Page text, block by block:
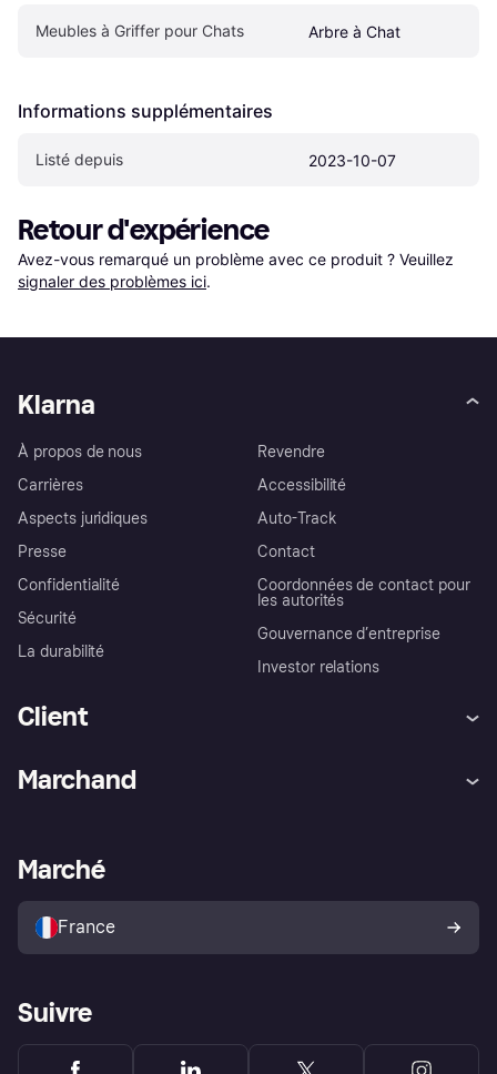
Meubles à Griffer pour Chats Arbre à Chat
Informations supplémentaires
Listé depuis 2023-10-07
Retour d'expérience
Avez-vous remarqué un problème avec ce produit ? Veuillez
signaler des problèmes ici.
Klarna
À propos de nous
Carrières
Aspects juridiques
Presse
Confidentialité
Sécurité
La durabilité
Revendre
Accessibilité
Auto-Track
Contact
Coordonnées de contact pour
les autorités
Gouvernance d’entreprise
Investor relations
Client
Explorez les magasins
Politique de protection de
l’acheteur Klarna
Marchand
Portail Marchand
Marché
France
Suivre